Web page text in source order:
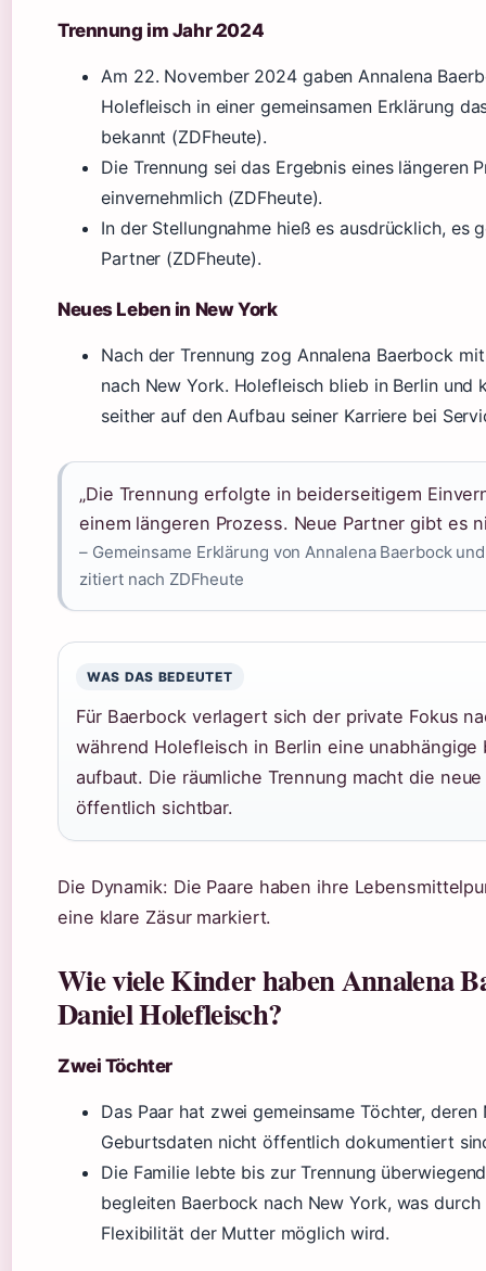
Trennung im Jahr 2024
Am 22. November 2024 gaben Annalena
Holefleisch in einer gemeinsamen Erklärung
bekannt (ZDFheute).
Die Trennung sei das Ergebnis eines längeren
einvernehmlich (ZDFheute).
In der Stellungnahme hieß es ausdrücklich, es
Partner (ZDFheute).
Neues Leben in New York
Nach der Trennung zog Annalena Baerbock
nach New York. Holefleisch blieb in Berlin und
seither auf den Aufbau seiner Karriere bei
„Die Trennung erfolgte in beiderseitigem
einem längeren Prozess. Neue Partner gibt es
– Gemeinsame Erklärung von Annalena Baerbock
zitiert nach ZDFheute
WAS DAS BEDEUTET
Für Baerbock verlagert sich der private Fokus
während Holefleisch in Berlin eine
aufbaut. Die räumliche Trennung macht die
öffentlich sichtbar.
Die Dynamik: Die Paare haben ihre
eine klare Zäsur markiert.
Wie viele Kinder haben Annalena
Daniel Holefleisch?
Zwei Töchter
Das Paar hat zwei gemeinsame Töchter, deren
Geburtsdaten nicht öffentlich dokumentiert
Die Familie lebte bis zur Trennung
begleiten Baerbock nach New York, was
Flexibilität der Mutter möglich wird.